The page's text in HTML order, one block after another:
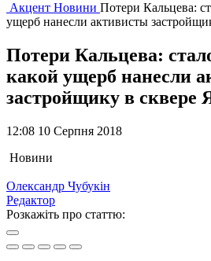
Акцент Новини Потери Кальцева:
ущерб нанесли активисты
Потери Кальцева:
какой ущерб нанесли
застройщику в сквере
12:08 10 Серпня 2018
Новини
Олександр Чубукін
Редактор
Розкажіть про статтю: